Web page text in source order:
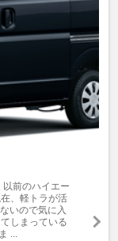
前のハイエー
、軽トラが活
いので気に入
しまっている
...